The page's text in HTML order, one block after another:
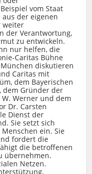
vom Staat
der eigenen
weiter
der Verantwortung,
zu entwickeln.
nur helfen, die
Caritas Bühne
diskutieren
Caritas mit
dem Bayerischen
dem Gründer der
Werner und dem
Dr. Carsten
Dienst der
Sie setzt sich
ein. Sie
fordert die
die betroffenen
übernehmen.
Netzen.